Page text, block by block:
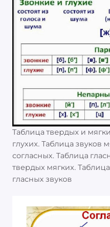
Таблица твердых и
глухих. Таблица звуков
согласных. Таблица
твердых мягких.
гласных звуков